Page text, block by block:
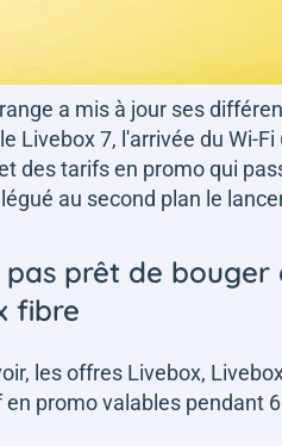
a mis à jour ses
Livebox 7, l'arrivée du Wi-
des tarifs en promo qui
au second plan le
prêt de bouger
fibre
les offres Livebox,
promo valables pendant